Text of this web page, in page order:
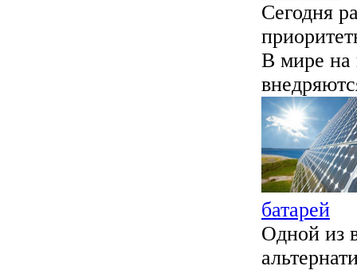
Сегодня
В мире на
батарей
Одной из